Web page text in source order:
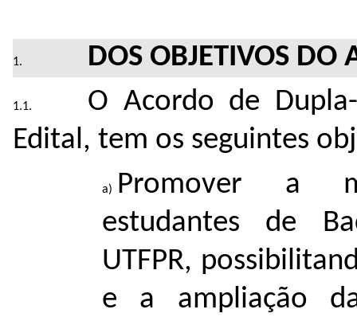
DOS OBJETIVOS DO
O Acordo de
Edital, tem os seguintes
Promover a
estudantes de
UTFPR,
e a ampliação